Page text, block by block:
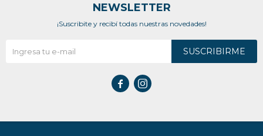
NEWSLETTER
¡Suscribite y recibí todas nuestras novedades!
SUSCRIBIRME
 